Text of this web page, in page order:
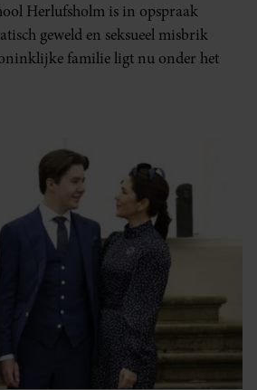
Herlufsholm is in opspraak
geweld en seksueel misbrik
familie ligt nu onder het